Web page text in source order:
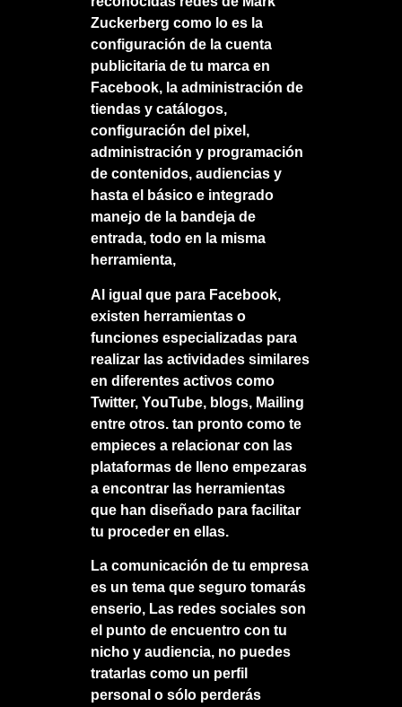
Zuckerberg como lo es la
configuración de la cuenta
publicitaria de tu marca en
Facebook, la administración de
tiendas y catálogos,
configuración del pixel,
administración y programación
de contenidos, audiencias y
hasta el básico e integrado
manejo de la bandeja de
entrada, todo en la misma
herramienta,
Al igual que para Facebook,
existen herramientas o
funciones especializadas para
realizar las actividades similares
en diferentes activos como
Twitter, YouTube, blogs, Mailing
entre otros. tan pronto como te
empieces a relacionar con las
plataformas de lleno empezaras
a encontrar las herramientas
que han diseñado para facilitar
tu proceder en ellas.
La comunicación de tu empresa
es un tema que seguro tomarás
enserio, Las redes sociales son
el punto de encuentro con tu
nicho y audiencia, no puedes
tratarlas como un perfil
personal o sólo perderás